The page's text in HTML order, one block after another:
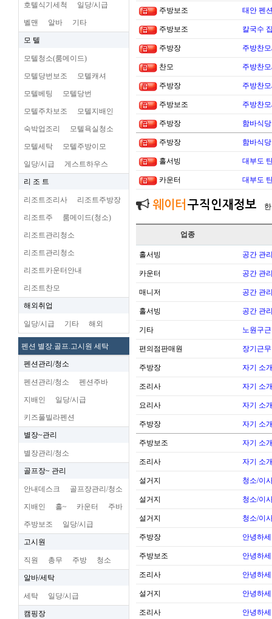
호텔식기세척 일당/시급
벨맨 알바 기타
모 텔
모텔청소(룸메이드)
모텔당번보조 모텔캐셔
모텔베팅 모텔당번
모텔주차보조 모텔지배인
숙박업조리 모텔욕실청소
모텔세탁 모텔주방이모
일당/시급 게스트하우스
리 조 트
리조트조리사 리조트주방장
리조트주 룸메이드(청소)
리조트관리청소
리조트관리청소
리조트카운터안내
리조트찬모
해외취업
일당/시급 기타 해외
펜션 별장.골프.고시원 세탁
펜션관리/청소
펜션관리/청소 펜션주바
지배인 일당/시급
키즈풀빌라펜션
별장~관리
별장관리/청소
골프장~ 관리
안내데스크 골프장관리/청소
지배인 홀~ 카운터 주바
주방보조 일당/시급
고시원
직원 총무 주방 청소
알바/세탁
세탁 일당/시급
캠핑장
주방보조 태안 펜
주방보조 칼국수
주방장 주방찬
찬모 주방찬
주방장 주방찬
주방보조 주방찬
주방장 함바식
주방장 함바식
홀서빙 대부도
카운터 대부도
웨이터 구직인재정보
업종
홀서빙 공간 관
카운터 공간 관
매니저 공간 관
홀서빙 공간 관
기타 노원구
편의점판매원 장기근
주방장 자기 소
조리사 자기 소
요리사 자기 소
주방장 자기 소
주방보조 자기 소
조리사 자기 소
설거지 청소/이
설거지 청소/이
설거지 청소/이
주방장 안녕하
주방보조 안녕하
조리사 안녕하
설거지 안녕하
조리사 안녕하